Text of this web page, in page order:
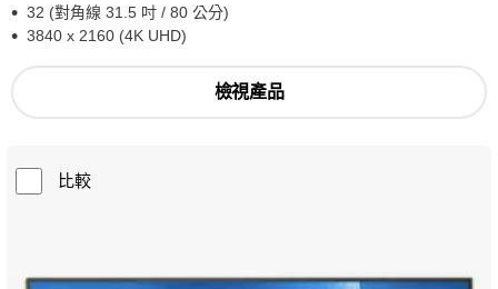
32 (對角線 31.5 吋 / 80 公分)
3840 x 2160 (4K UHD)
檢視產品
比較